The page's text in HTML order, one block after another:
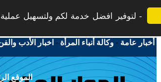
لتوفير افضل خدمة لكم ولتسهيل
أخبار عامة -وكالة أنباء المرأة - اخبار الأدب
الموقع